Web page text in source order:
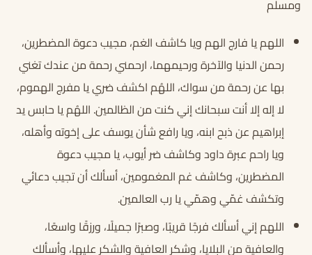
ومسلم
اللهم يا فارج الهم ويا كاشف الغم، مجيب دعوة المضطرين،
رحمن الدنيا والآخرة ورحيمهما، ارحمني رحمة من عندك تغني
بها عن رحمة من سواك، اللهُم اكشف ضري يا مفرج الهموم،
لا إله إلا أنت سبحانك إني كنت من الظالمين. اللهُم يا حابس يد
إبراهيم عن ذبح ابنه، ويا رافع شأن يوسف على إخوته وأهله،
ويا راحم عبرة داود وكاشف ضر أيوب، يا مجيب دعوة
المضطرين، وكاشف غم المغمومين، أسألك أن تجيب دعائي
وتكشف غمّي وهمّي يا رب العالمين.
اللهم إني أسألك فرجًا قريبًا، وصبرًا جميلًا، ورزقًا واسعًا،
والعافية من البلايا، وشكر العافية والشكر عليها، وأسألك